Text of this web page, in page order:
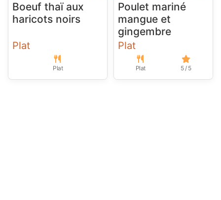
Boeuf thaï aux
haricots noirs
Plat
Plat
Poulet mariné
mangue et
gingembre
Plat
Plat 5 / 5